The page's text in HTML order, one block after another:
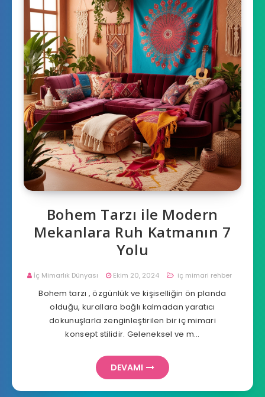
Bohem Tarzı ile Modern
Mekanlara Ruh Katmanın 7
Yolu
İç Mimarlık Dünyası Ekim 20, 2024 iç mimari rehber
Bohem tarzı , özgünlük ve kişiselliğin ön planda
olduğu, kurallara bağlı kalmadan yaratıcı
dokunuşlarla zenginleştirilen bir iç mimari
konsept stilidir. Geleneksel ve m…
DEVAMI